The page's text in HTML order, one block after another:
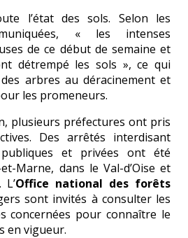
l’état des sols. Selon les
« les intenses
de ce début de semaine et
détrempé les sols », ce qui
arbres au déracinement et
les promeneurs.
plusieurs préfectures ont pris
Des arrêtés interdisant
publiques et privées ont été
Marne, dans le Val-d’Oise et
Office national des forêts
sont invités à consulter les
concernées pour connaître le
en vigueur.